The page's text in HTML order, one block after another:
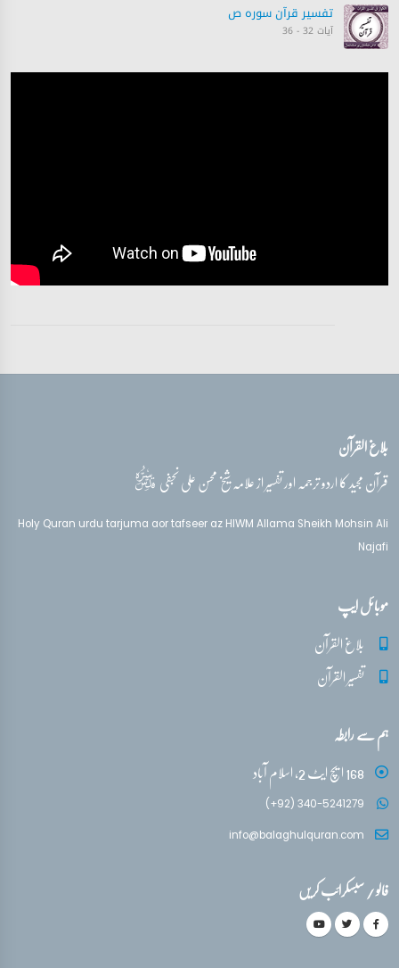
تفسیر قرآن سورہ ‎ص‎
آیات 32 - 36
تفسیر قرآن سورہ ‎ص‎
بلاغ القرآن
قرآن مجید کا اردو ترجمہ اور تفسیر از علامہ شیخ محسن علی نجفیقدس‌سره
Holy Quran urdu tarjuma aor tafseer az HIWM Allama Sheikh Mohsin Ali
Najafi
موبائل ایپ
بلاغ القرآن
تفسیر القرآن
ہم سے رابطہ
168 ایچ ایٹ 2، اسلام آباد
(+92) 340-5241279
info@balaghulquran.com
فالو / سبسکرائب کریں